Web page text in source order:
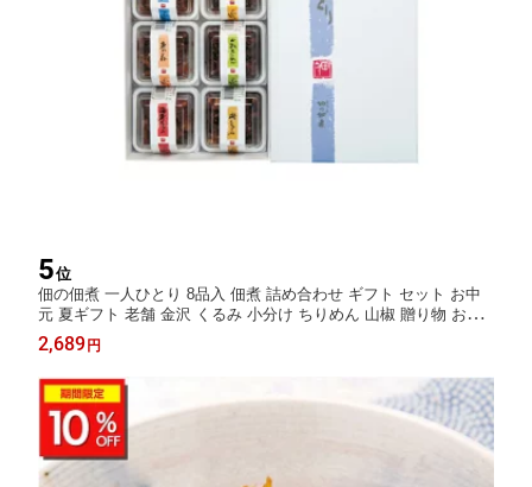
5位
佃の佃煮 一人ひとり 8品入 佃煮 詰め合わせ ギフト セット お中
元 夏ギフト 老舗 金沢 くるみ 小分け ちりめん 山椒 贈り物 お取
り寄せ グルメ 惣菜セット ご飯のお供 人気 御歳暮 歳暮 冬ギフト
プレゼント 佃煮セット 金沢名物 内祝い 誕生日
2,689 円